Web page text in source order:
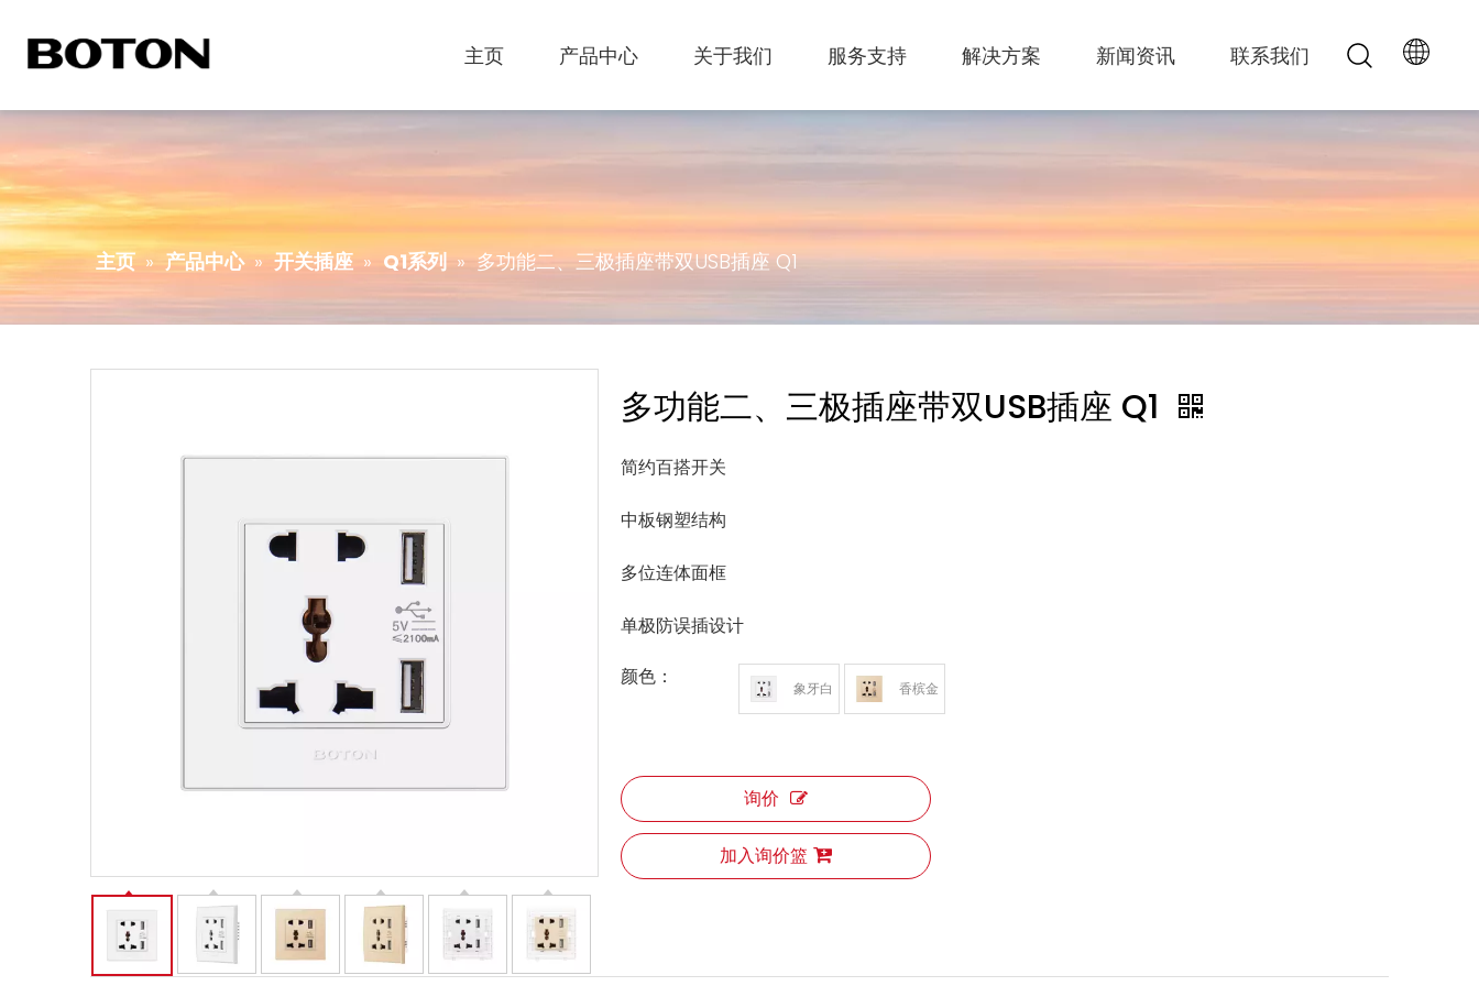
主页 产品中心 关于我们 服务支持 解决方案 新闻资讯 联系我们
主页 » 产品中心 » 开关插座 » Q1系列 » 多功能二、三极插座带双USB插座 Q1
多功能二、三极插座带双USB插座 Q1
简约百搭开关
中板钢塑结构
多位连体面框
单极防误插设计
颜色：
象牙白 香槟金
询价
加入询价篮